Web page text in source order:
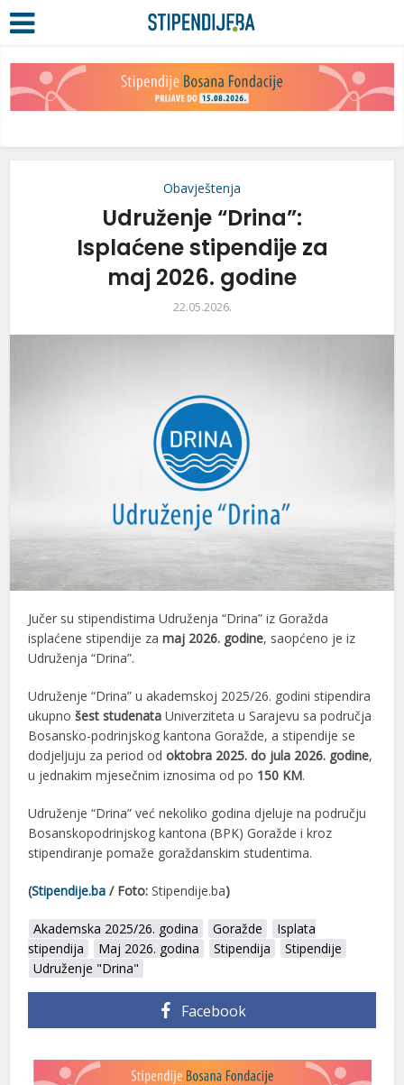
Obavještenja
Udruženje “Drina”:
Isplaćene stipendije za
maj 2026. godine
22.05.2026.
Jučer su stipendistima Udruženja “Drina” iz Goražda
isplaćene stipendije zamaj 2026. godine, saopćeno je iz
Udruženja “Drina”.
Udruženje “Drina” u akademskoj 2025/26. godini stipendira
ukupnošest studenata Univerziteta u Sarajevu sa područja
Bosansko-podrinjskog kantona Goražde, a stipendije se
dodjeljuju za period odoktobra 2025. do jula 2026. godine,
u jednakim mjesečnim iznosima od po 150 KM.
Udruženje “Drina” već nekoliko godina djeluje na području
Bosanskopodrinjskog kantona (BPK) Goražde i kroz
stipendiranje pomaže goraždanskim studentima.
(Stipendije.ba / Foto:Stipendije.ba)
Akademska 2025/26. godina Goražde
Isplata
stipendija
Maj 2026. godina Stipendija
Stipendije
Udruženje "Drina"
Facebook